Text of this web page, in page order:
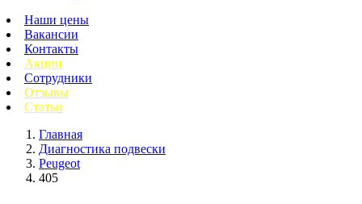
Наши цены
Вакансии
Контакты
Акции
Сотрудники
Отзывы
Статьи
Главная
Диагностика подвески
Peugeot
405